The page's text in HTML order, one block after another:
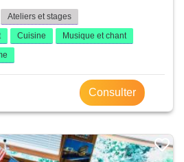
Ateliers et stages
Cuisine
Musique et chant
Consulter